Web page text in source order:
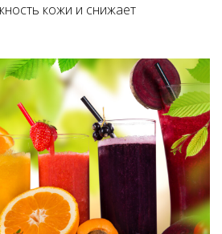
кожи и снижает